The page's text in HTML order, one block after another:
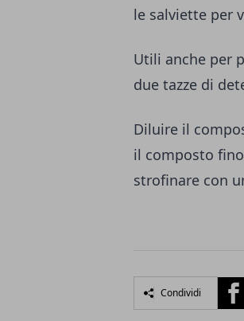
le salviette per
Utili anche per
due tazze di
Diluire il
il composto
strofinare con
Condividi